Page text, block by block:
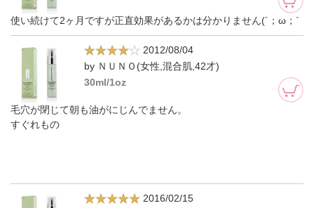
使い続けて2ヶ月ですが正直効果があるかは分かりません(´；ω；`
2012/08/04
by ＮＵＮＯ(女性,混合肌,42才)
30ml/1oz
毛穴が閉じて朝も油がにじんでません。
すぐれもの
2016/02/15